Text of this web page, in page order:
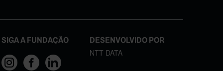
SIGA A FUNDAÇÃO DESENVOLVIDO POR
NTT DATA